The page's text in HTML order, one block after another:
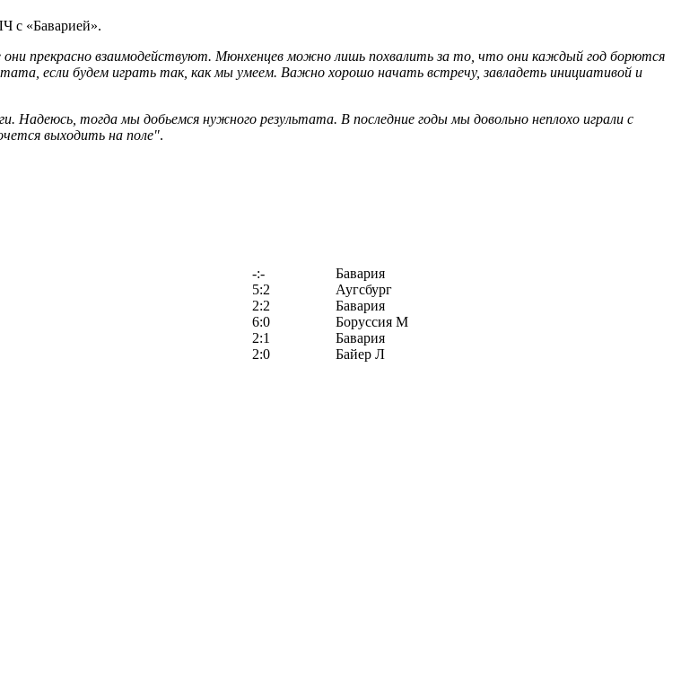
с «Баварией».
прекрасно взаимодействуют. Мюнхенцев можно лишь похвалить за то, что они каждый год борются
если будем играть так, как мы умеем. Важно хорошо начать встречу, завладеть инициативой и
тогда мы добьемся нужного результата. В последние годы мы довольно неплохо играли с
выходить на поле".
-:-
Бавария
5:2
Аугсбург
2:2
Бавария
6:0
Боруссия М
2:1
Бавария
2:0
Байер Л